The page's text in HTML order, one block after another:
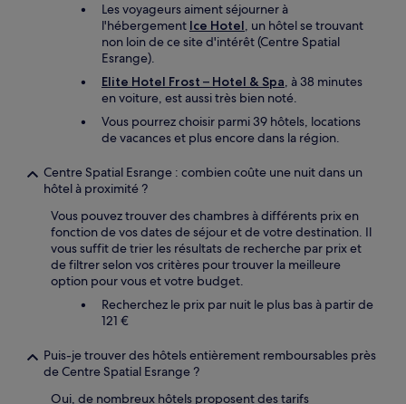
Les voyageurs aiment séjourner à
l'hébergement Ice Hotel, un hôtel se trouvant
non loin de ce site d'intérêt (Centre Spatial
Esrange).
Elite Hotel Frost – Hotel & Spa, à 38 minutes
en voiture, est aussi très bien noté.
Vous pourrez choisir parmi 39 hôtels, locations
de vacances et plus encore dans la région.
Centre Spatial Esrange : combien coûte une nuit dans un
hôtel à proximité ?
Vous pouvez trouver des chambres à différents prix en
fonction de vos dates de séjour et de votre destination. Il
vous suffit de trier les résultats de recherche par prix et
de filtrer selon vos critères pour trouver la meilleure
option pour vous et votre budget.
Recherchez le prix par nuit le plus bas à partir de
121 €
Puis-je trouver des hôtels entièrement remboursables près
de Centre Spatial Esrange ?
Oui, de nombreux hôtels proposent des tarifs